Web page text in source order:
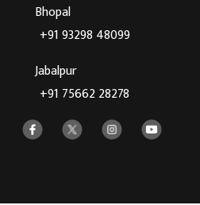
Bhopal
+91 93298 48099
Jabalpur
+91 75662 28278